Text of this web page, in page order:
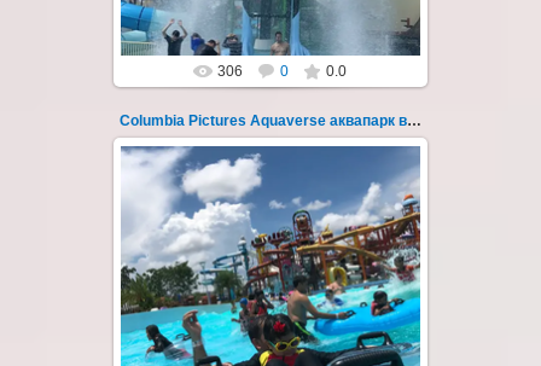
306 0 0.0
Columbia Pictures Aquaverse аквапарк в Паттайе 264
23.10.2022
Columbia Pictures Aquaverse - новый
тематический аквапарк в Паттайе.
Открыт в октябре 2022 после
модернизации и смены...
Thai-Online